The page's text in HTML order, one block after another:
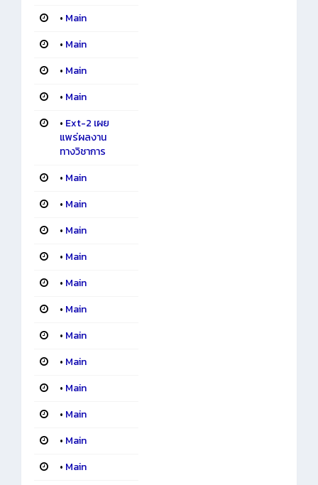
• Main
• Main
• Main
• Main
• Ext-2 เผย
แพร่ผลงาน
ทางวิชาการ
• Main
• Main
• Main
• Main
• Main
• Main
• Main
• Main
• Main
• Main
• Main
• Main